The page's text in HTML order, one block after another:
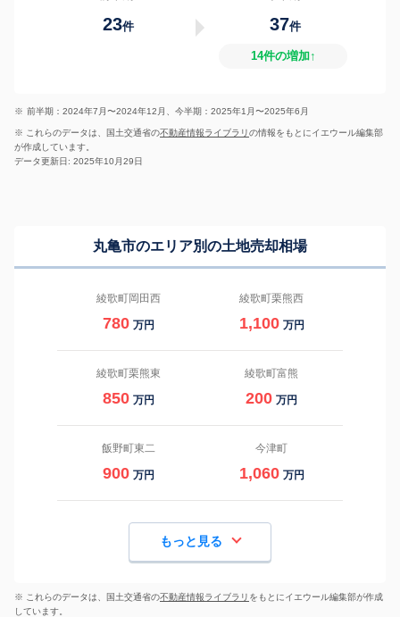
23件 37件
14件の増加↑
※ 前半期：2024年7月〜2024年12月、今半期：2025年1月〜2025年6月
※ これらのデータは、国土交通省の不動産情報ライブラリの情報をもとにイエウール編集部
が作成しています。
データ更新日: 2025年10月29日
丸亀市のエリア別の土地売却相場
綾歌町岡田西
780 万円
綾歌町栗熊西
1,100 万円
綾歌町栗熊東
850 万円
綾歌町富熊
200 万円
飯野町東二
900 万円
今津町
1,060 万円
もっと見る
※ これらのデータは、国土交通省の不動産情報ライブラリ をもとにイエウール編集部が作成
しています。